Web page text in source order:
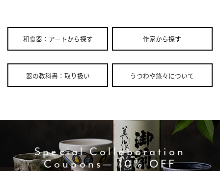
和食器：アートから探す 作家から探す
器の教科書：取り扱い うつわや悠々について
Special Collaboration
Coupons— 10% OFF